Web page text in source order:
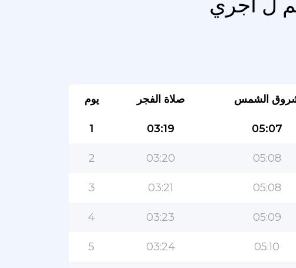
يوم صلاة الفجر الشمس
1 03:19 05:07
2 03:20 05:08
3 03:21 05:08
4 03:23 05:09
5 03:24 05:10